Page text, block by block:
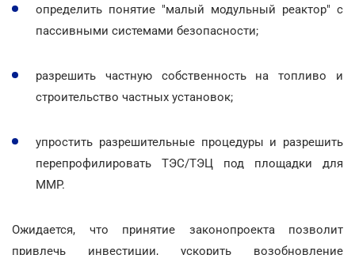
определить понятие "малый модульный реактор" с
пассивными системами безопасности;
разрешить частную собственность на топливо и
строительство частных установок;
упростить разрешительные процедуры и разрешить
перепрофилировать ТЭС/ТЭЦ под площадки для
ММР.
Ожидается, что принятие законопроекта позволит
привлечь инвестиции, ускорить возобновление